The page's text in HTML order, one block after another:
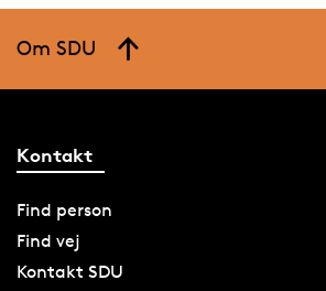
Om SDU
Kontakt
Find person
Find vej
Kontakt SDU